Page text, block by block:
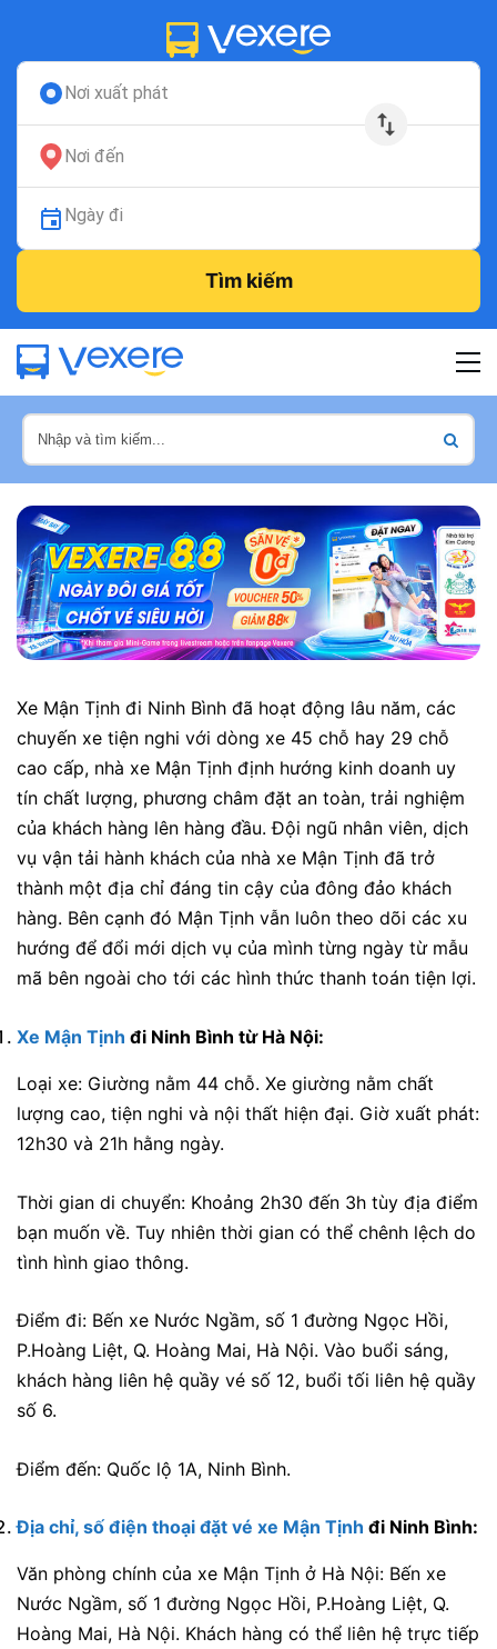
Nơi xuất phát
Nơi đến
Ngày đi
Tìm kiếm
Xe Mận Tịnh đi Ninh Bình đã hoạt động lâu năm, các
chuyến xe tiện nghi với dòng xe 45 chỗ hay 29 chỗ
cao cấp, nhà xe Mận Tịnh định hướng kinh doanh uy
tín chất lượng, phương châm đặt an toàn, trải nghiệm
của khách hàng lên hàng đầu. Đội ngũ nhân viên, dịch
vụ vận tải hành khách của nhà xe Mận Tịnh đã trở
thành một địa chỉ đáng tin cậy của đông đảo khách
hàng. Bên cạnh đó Mận Tịnh vẫn luôn theo dõi các xu
hướng để đổi mới dịch vụ của mình từng ngày từ mẫu
mã bên ngoài cho tới các hình thức thanh toán tiện lợi.
Xe Mận Tịnh đi Ninh Bình từ Hà Nội:
Loại xe: Giường nằm 44 chỗ. Xe giường nằm chất
lượng cao, tiện nghi và nội thất hiện đại. Giờ xuất phát:
12h30 và 21h hằng ngày.
Thời gian di chuyển: Khoảng 2h30 đến 3h tùy địa điểm
bạn muốn về. Tuy nhiên thời gian có thể chênh lệch do
tình hình giao thông.
Điểm đi: Bến xe Nước Ngầm, số 1 đường Ngọc Hồi,
P.Hoàng Liệt, Q. Hoàng Mai, Hà Nội. Vào buổi sáng,
khách hàng liên hệ quầy vé số 12, buổi tối liên hệ quầy
số 6.
Điểm đến: Quốc lộ 1A, Ninh Bình.
Địa chỉ, số điện thoại đặt vé xe Mận Tịnh đi Ninh Bình:
Văn phòng chính của xe Mận Tịnh ở Hà Nội: Bến xe
Nước Ngầm, số 1 đường Ngọc Hồi, P.Hoàng Liệt, Q.
Hoàng Mai, Hà Nội. Khách hàng có thể liên hệ trực tiếp